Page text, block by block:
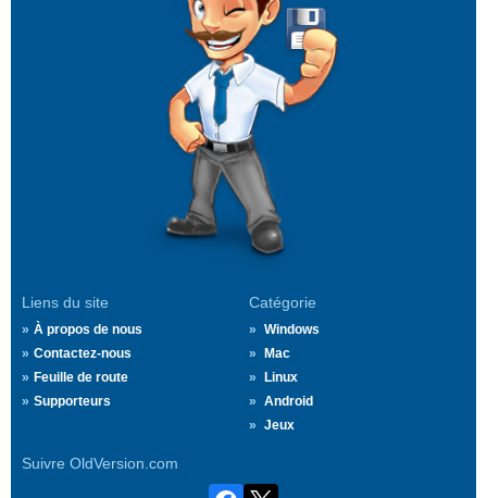
Liens du site
À propos de nous
Contactez-nous
Feuille de route
Supporteurs
Catégorie
Windows
Mac
Linux
Android
Jeux
Suivre OldVersion.com